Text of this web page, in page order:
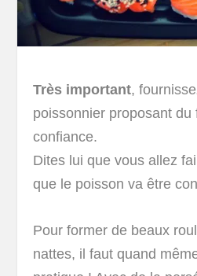
Très important,
poissonnier proposant du
confiance.
Dites lui que vous allez
que le poisson va être
Pour former de beaux
nattes, il faut quand